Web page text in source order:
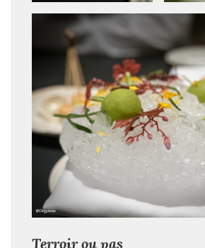
Terroir ou pas